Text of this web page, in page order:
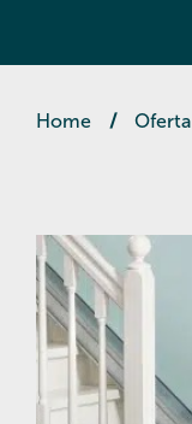
Home / Oferta